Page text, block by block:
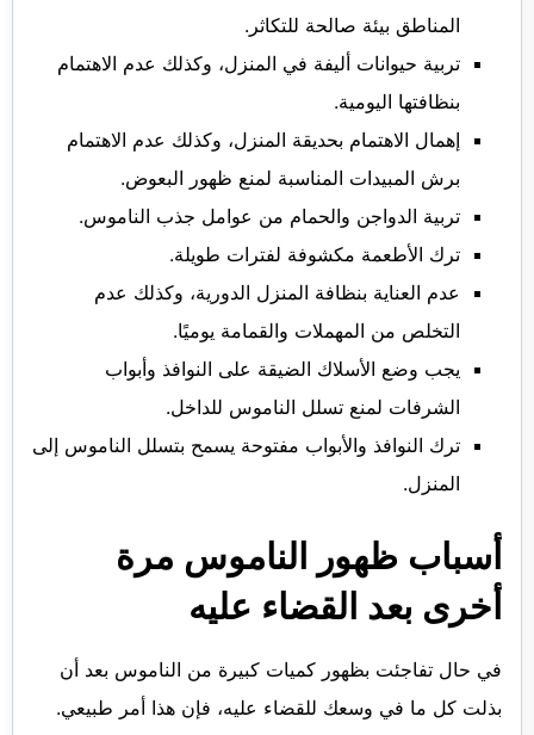
المناطق بيئة صالحة للتكاثر.
تربية حيوانات أليفة في المنزل، وكذلك عدم الاهتمام
بنظافتها اليومية.
إهمال الاهتمام بحديقة المنزل، وكذلك عدم الاهتمام
برش المبيدات المناسبة لمنع ظهور البعوض.
تربية الدواجن والحمام من عوامل جذب الناموس.
ترك الأطعمة مكشوفة لفترات طويلة.
عدم العناية بنظافة المنزل الدورية، وكذلك عدم
التخلص من المهملات والقمامة يوميًا.
يجب وضع الأسلاك الضيقة على النوافذ وأبواب
الشرفات لمنع تسلل الناموس للداخل.
ترك النوافذ والأبواب مفتوحة يسمح بتسلل الناموس إلى
المنزل.
أسباب ظهور الناموس مرة
أخرى بعد القضاء عليه
في حال تفاجئت بظهور كميات كبيرة من الناموس بعد أن
بذلت كل ما في وسعك للقضاء عليه، فإن هذا أمر طبيعي.